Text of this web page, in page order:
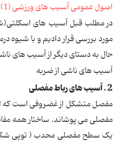
اصول عمومی آسیب های ورزشی (1)
در مطلب قبل آسیب های
مورد بررسی قرار دادیم و با شیوه
حال به دستای دیگر از آسیب های
آسیب های ناشی از ضربه
2 . آسیب های رباط مفصلی
مفصل متشکل از غضروفی است که
مفصلی می پوشاند. ساختار همه
یک سطح مفصلی محدب ( توپی